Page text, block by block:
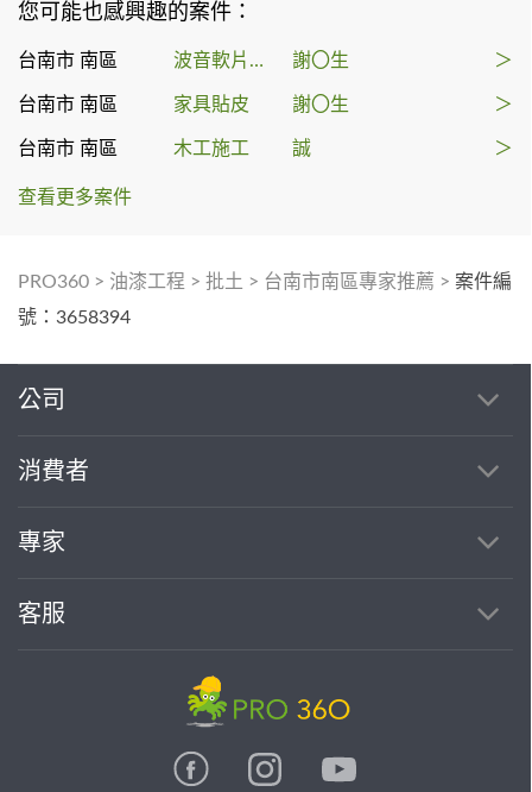
您可能也感興趣的案件：
台南市 南區 波音軟片施工 謝〇生 ＞
台南市 南區 家具貼皮 謝〇生 ＞
台南市 南區 木工施工 誠 ＞
查看更多案件
PRO360 > 油漆工程 > 批土 > 台南市南區專家推薦 > 案件編
號：3658394
公司
消費者
專家
客服